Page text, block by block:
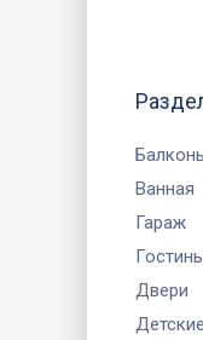
Ванная
Гараж
Двери
Детские